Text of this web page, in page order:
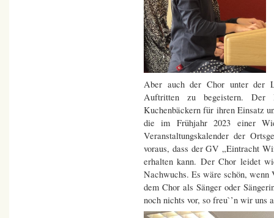
Aber auch der Chor unter der
Auftritten zu begeistern.
Kuchenbäckern für ihren Einsatz
die im Frühjahr 2023 einer
Veranstaltungskalender der
voraus, dass der GV „Eintracht
erhalten kann. Der Chor leidet
Nachwuchs. Es wäre schön, wenn
dem Chor als Sänger oder
noch nichts vor, so freu`’n wir